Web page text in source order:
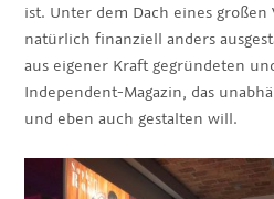
ist. Unter dem Dach eines großen
natürlich finanziell anders
aus eigener Kraft gegründeten
Independent-Magazin, das
und eben auch gestalten will.